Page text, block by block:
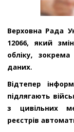
Верховна Рада
12066, який
обліку,
даних.
Відтепер
підлягають
з цивільних
реєстрів